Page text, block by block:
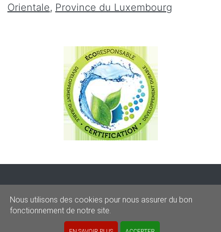
Orientale, Province du Luxembourg
© 2020–2026sos-graffitis.be
Nous utilisons des cookies pour nous assurer du bon
fonctionnement de notre site.